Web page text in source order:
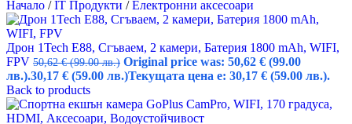
Начало / IT Продукти / Електронни аксесоари
Дрон 1Tech E88, Сгъваем, 2 камери, Батерия 1800 mAh, WIFI,
FPV 50,62€ (99.00 лв.) Original price was: 50,62 € (99.00
лв.).30,17 € (59.00 лв.)Текущата цена е: 30,17 € (59.00 лв.).
Back to products